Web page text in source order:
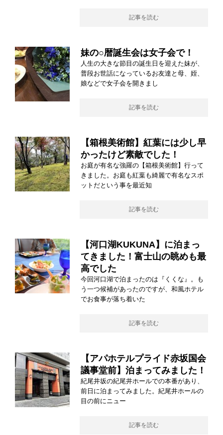
記事を読む
妹の○暦誕生会は女子会で！
人生の大きな節目の誕生日を迎えた妹が、
普段お世話になっているお友達と母、姪、
娘などで女子会を開きまし
記事を読む
【箱根美術館】紅葉には少し早
かったけど素敵でした！
お庭が有名な強羅の【箱根美術館】行って
きました。お庭も紅葉も綺麗で有名なスポ
ットだという事を最近知
記事を読む
【河口湖KUKUNA】に泊まっ
てきました！富士山の眺めも最
高でした
今回河口湖で泊まったのは『くくな』。も
う一つ候補があったのですが、和風ホテル
でお食事が落ち着いた
記事を読む
【アパホテルプライド赤坂国会
議事堂前】泊まってみました！
紀尾井坂の紀尾井ホールでの本番があり、
前日に泊まってみました。紀尾井ホールの
目の前にニュー
記事を読む